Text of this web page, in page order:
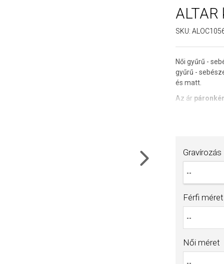
SKU:
Női gyűrű -
gyűrű -
és matt.
Az ár
Gravírozási
Az áru
számlánkhoz.
Gravírozás
Férfi méret
Női méret